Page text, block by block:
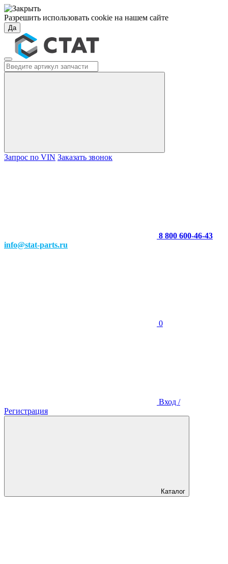
Разрешить использовать cookie на нашем сайте
Да
Запрос по VIN Заказать звонок
8 800 600-46-43
info@stat-parts.ru
0
Вход /
Регистрация
Каталог